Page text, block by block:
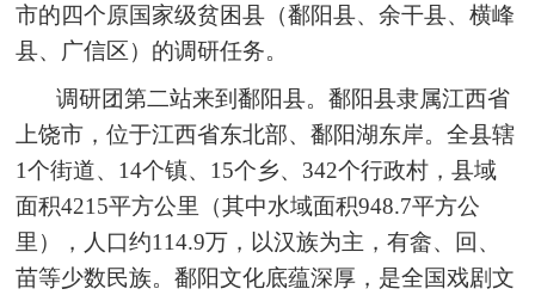
市的四个原国家级贫困县（鄱阳县、余干县、横峰
县、广信区）的调研任务。
调研团第二站来到鄱阳县。鄱阳县隶属江西省
上饶市，位于江西省东北部、鄱阳湖东岸。全县辖
1个街道、14个镇、15个乡、342个行政村，县域
面积4215平方公里（其中水域面积948.7平方公
里），人口约114.9万，以汉族为主，有畲、回、
苗等少数民族。鄱阳文化底蕴深厚，是全国戏剧文